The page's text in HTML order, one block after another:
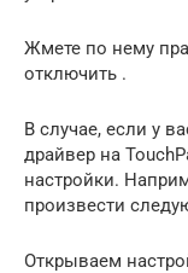
Жмете по нему
отключить .
В случае, если у
драйвер на
настройки.
произвести
Открываем